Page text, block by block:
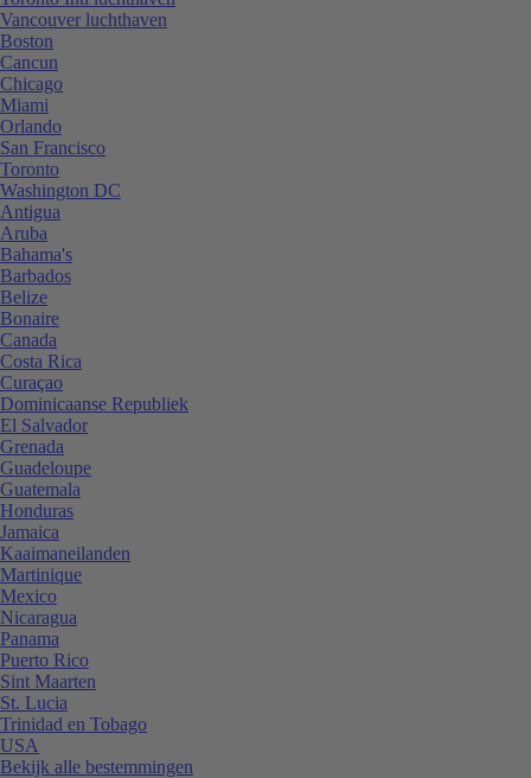
Vancouver luchthaven
Boston
Cancun
Chicago
Miami
Orlando
San Francisco
Toronto
Washington DC
Antigua
Aruba
Bahama's
Barbados
Belize
Bonaire
Canada
Costa Rica
Curaçao
Dominicaanse Republiek
El Salvador
Grenada
Guadeloupe
Guatemala
Honduras
Jamaica
Kaaimaneilanden
Martinique
Mexico
Nicaragua
Panama
Puerto Rico
Sint Maarten
St. Lucia
Trinidad en Tobago
USA
Bekijk alle bestemmingen